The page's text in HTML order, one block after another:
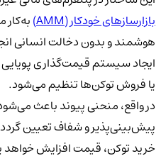
بازارسازهای خودکار (AMM)
به‌کار
هوشمند و بدون دخالت انسانی
ایجاد سیستم قیمت‌گذاری پویایی
یا فروش توکن‌ها تنظیم می‌شود.
در واقع، منحنی پیوند باعث
پیش‌بینی‌پذیر و شفاف تعیین گردد
خرید توکن، قیمت افزایش خواهد